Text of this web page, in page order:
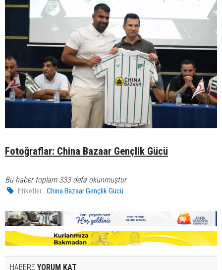
Fotoğraflar: China Bazaar Gençlik Gücü
Bu haber toplam 333 defa okunmuştur
Etiketler : China Bazaar Gençlik Gücü
HABERE YORUM KAT